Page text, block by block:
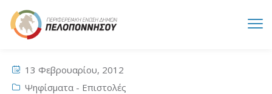
13 Φεβρουαρίου, 2012
Ψηφίσματα - Επιστολές